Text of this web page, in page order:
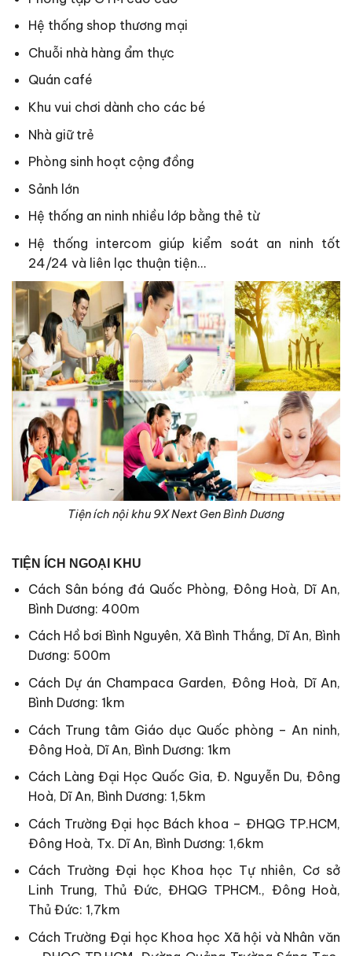
Hệ thống shop thương mại
Chuỗi nhà hàng ẩm thực
Quán café
Khu vui chơi dành cho các bé
Nhà giữ trẻ
Phòng sinh hoạt cộng đồng
Sảnh lớn
Hệ thống an ninh nhiều lớp bằng thẻ từ
Hệ thống intercom giúp kiểm soát an ninh tốt
24/24 và liên lạc thuận tiện…
Tiện ích nội khu 9X Next Gen Bình Dương
TIỆN ÍCH NGOẠI KHU
Cách Sân bóng đá Quốc Phòng, Đông Hoà, Dĩ An,
Bình Dương: 400m
Cách Hồ bơi Bình Nguyên, Xã Bình Thắng, Dĩ An, Bình
Dương: 500m
Cách Dự án Champaca Garden, Đông Hoà, Dĩ An,
Bình Dương: 1km
Cách Trung tâm Giáo dục Quốc phòng – An ninh,
Đông Hoà, Dĩ An, Bình Dương: 1km
Cách Làng Đại Học Quốc Gia, Đ. Nguyễn Du, Đông
Hoà, Dĩ An, Bình Dương: 1,5km
Cách Trường Đại học Bách khoa – ĐHQG TP.HCM,
Đông Hoà, Tx. Dĩ An, Bình Dương: 1,6km
Cách Trường Đại học Khoa học Tự nhiên, Cơ sở
Linh Trung, Thủ Đức, ĐHQG TPHCM., Đông Hoà,
Thủ Đức: 1,7km
Cách Trường Đại học Khoa học Xã hội và Nhân văn